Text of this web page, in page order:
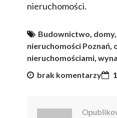
nieruchomości.
Budownictwo, domy,
nieruchomości Poznań,
nieruchomościami,
brak komentarzy